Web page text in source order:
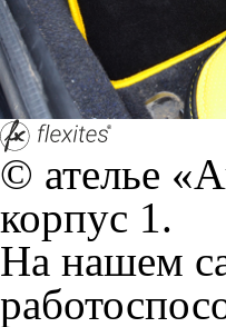
браузером.
и т.д. Если
согласие
Положении
+7 (351) 277